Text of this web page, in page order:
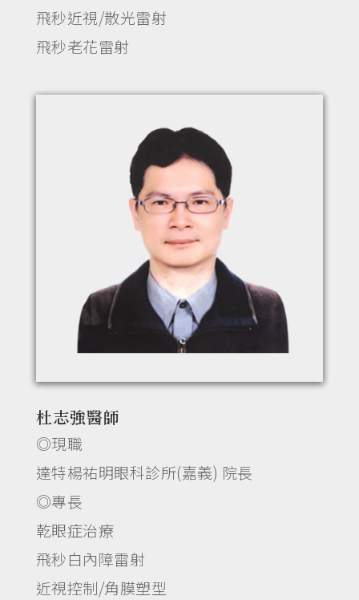
飛秒近視/散光雷射
飛秒老花雷射
杜志強醫師
◎現職
達特楊祐明眼科診所(嘉義) 院長
◎專長
乾眼症治療
飛秒白內障雷射
近視控制/角膜塑型